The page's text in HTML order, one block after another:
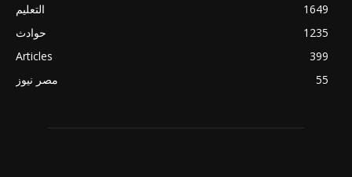
التعليم
1649
حوادث
1235
Articles
399
مصر نيوز
55